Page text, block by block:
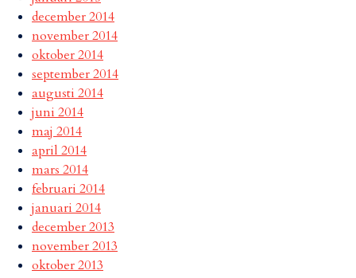
december 2014
november 2014
oktober 2014
september 2014
augusti 2014
juni 2014
maj 2014
april 2014
mars 2014
februari 2014
januari 2014
december 2013
november 2013
oktober 2013